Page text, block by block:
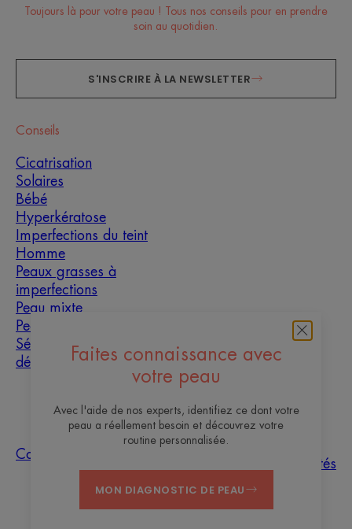
Faites connaissance avec
votre peau
Avec l'aide de nos experts, identifiez ce dont votre
peau a réellement besoin et découvrez votre
routine personnalisée.
MON DIAGNOSTIC DE PEAU
Toujours là pour votre peau ! Tous nos conseils pour en prendre
soin au quotidien.
S'INSCRIRE À LA NEWSLETTER
Conseils
Cicatrisation
Solaires
Bébé
Hyperkératose
Imperfections du teint
Homme
Peaux grasses à
imperfections
Peau mixte
Peau sèche
Sécheresse et
déshydratation
À propos
Contact
Questions
Tri des
Les sites des
Pierre Fabre
actualités